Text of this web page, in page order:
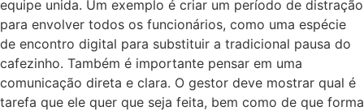
equipe unida. Um exemplo é criar um período de distração
para envolver todos os funcionários, como uma espécie
de encontro digital para substituir a tradicional pausa do
cafezinho. Também é importante pensar em uma
comunicação direta e clara. O gestor deve mostrar qual é
tarefa que ele quer que seja feita, bem como de que forma